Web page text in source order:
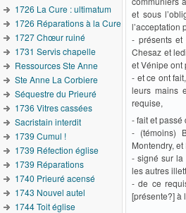
et sous
l’acceptation
- présents
Chesaz et
et Vénipe ont
- et ce ont
leurs mains
requise,
- fait et
- (témoins)
Montendry,
- signé sur la
les autres
- de ce
[présente?] à
1726 La Cure : ultimatum
1726 Réparations à la Cure
1727 Chœur ruiné
1731 Servis chapelle
Ressources Ste Anne
Ste Anne La Corbiere
Séquestre du Prieuré
1736 Vitres cassées
Sacristain interdit
1739 Cumul !
1739 Réfection église
1739 Réparations
1740 Prieuré acensé
1743 Nouvel autel
1744 Toit église